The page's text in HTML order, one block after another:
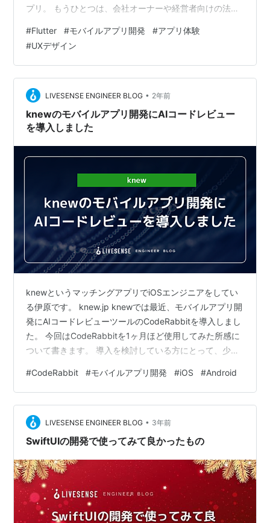
プリ。 もうひとつは、会社オーナーや経営者向けの法人
リにも共通しているのは、「シンプルで快適な体験」を
追求していること。 UPSIDERは “業務を快適にする” 、
PRESIDENT CARDは “経営者の時間を豊かにする” 。 利
用者や利用目的は異なっても、どちらも「使いやすさ」
と「スピード」を徹底的に…
#Flutter #モバイルアプリ開発 #アプリ体験
#UXデザイン
LIVESENSE ENGINEER BLOG • 2年前
knewのモバイルアプリ開発にAIコードレビュー
を導入しました
knewというマッチングアプリでiOSエンジニアをしてい
る伊原です。 knew.jp knewでは最近、モバイルアプリ開
発にAIコードレビューツールのCodeRabbitを導入しまし
た。 今回はCodeRabbitを1ヶ月ほど使用してみた所感に
ついて書きます。 導入を検討している方にとって、少し
CodeRabbitとは 導入の背景 knewでのCodeRabbitの設
定について 1ヶ月ほど使用してみた所感 良いと感じた点
コードレビューを他のエンジニアに依頼する前に細かい
ミスに気付ける よりパフォーマンスが良くなるコードを
提案してくれる Summary…
#CodeRabbit #モバイルアプリ開発 #iOS #Android
LIVESENSE ENGINEER BLOG • 3年前
SwiftUIの開発で使ってみて良かったもの